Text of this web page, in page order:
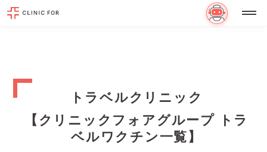
トラベルクリニック
【クリニックフォアグループ トラ
ベルワクチン一覧】